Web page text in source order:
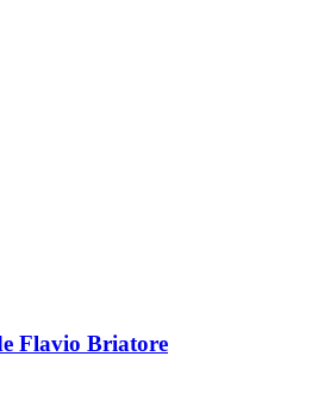
Flavio Briatore